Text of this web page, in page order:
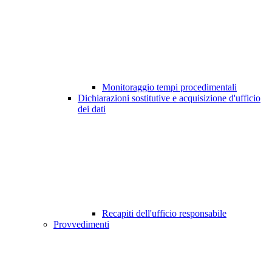
Monitoraggio tempi procedimentali
Dichiarazioni sostitutive e acquisizione d'ufficio
dei dati
Recapiti dell'ufficio responsabile
Provvedimenti